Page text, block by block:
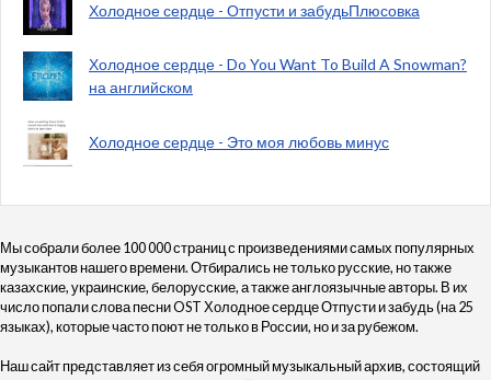
Холодное сердце - Отпусти и забудьПлюсовка
Холодное сердце - Do You Want To Build A Snowman?
на английском
Холодное сердце - Это моя любовь минус
Мы собрали более 100 000 страниц с произведениями самых популярных
музыкантов нашего времени. Отбирались не только русские, но также
казахские, украинские, белорусские, а также англоязычные авторы. В их
число попали слова песни OST Холодное сердце Отпусти и забудь (на 25
языках), которые часто поют не только в России, но и за рубежом.
Наш сайт представляет из себя огромный музыкальный архив, состоящий